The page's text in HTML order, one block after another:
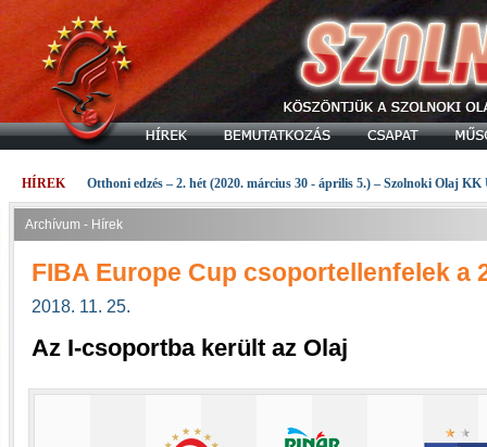
HÍREK Otthoni edzés – 2. hét (2020. március 30 - április 5.) – Szolnoki Olaj KK
Archívum - Hírek
FIBA Europe Cup csoportellenfelek a
2018. 11. 25.
Az I-csoportba került az Olaj